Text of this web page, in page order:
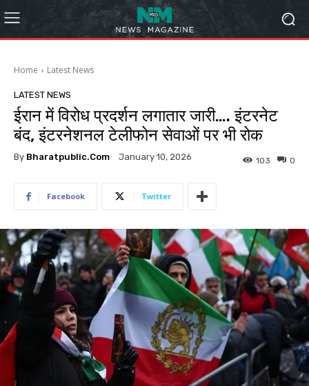
Home Latest News
LATEST NEWS
ईरान में विरोध प्रदर्शन लगातार जारी…. इंटरनेट
बंद, इंटरनेशनल टेलीफोन सेवाओं पर भी रोक
By Bharatpublic.com January 10, 2026 0
103
Facebook Twitter